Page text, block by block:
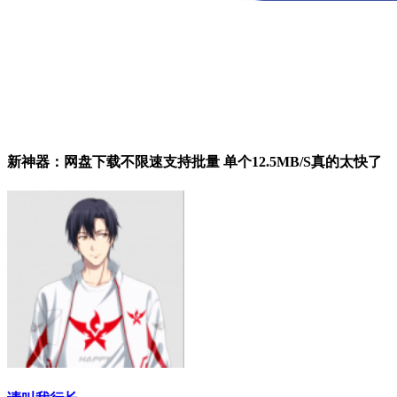
新神器：网盘下载不限速支持批量 单个12.5MB/S真的太快了